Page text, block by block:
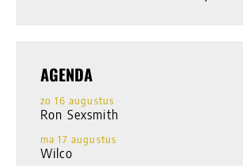
AGENDA
zo 16 augustus
Ron Sexsmith
ma 17 augustus
Wilco